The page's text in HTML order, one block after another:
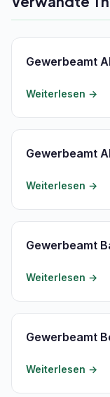
Gewerbeamt
Weiterlesen →
Gewerbeamt
Weiterlesen →
Gewerbeamt
Weiterlesen →
Gewerbeamt
Weiterlesen →